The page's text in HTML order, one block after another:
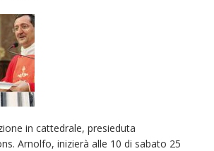
in cattedrale, presieduta
Arnolfo, inizierà alle 10 di sabato 25